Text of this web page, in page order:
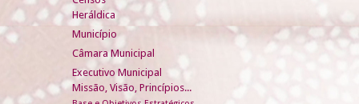
Heráldica
Município
Câmara Municipal
Executivo Municipal
Missão, Visão, Princípios...